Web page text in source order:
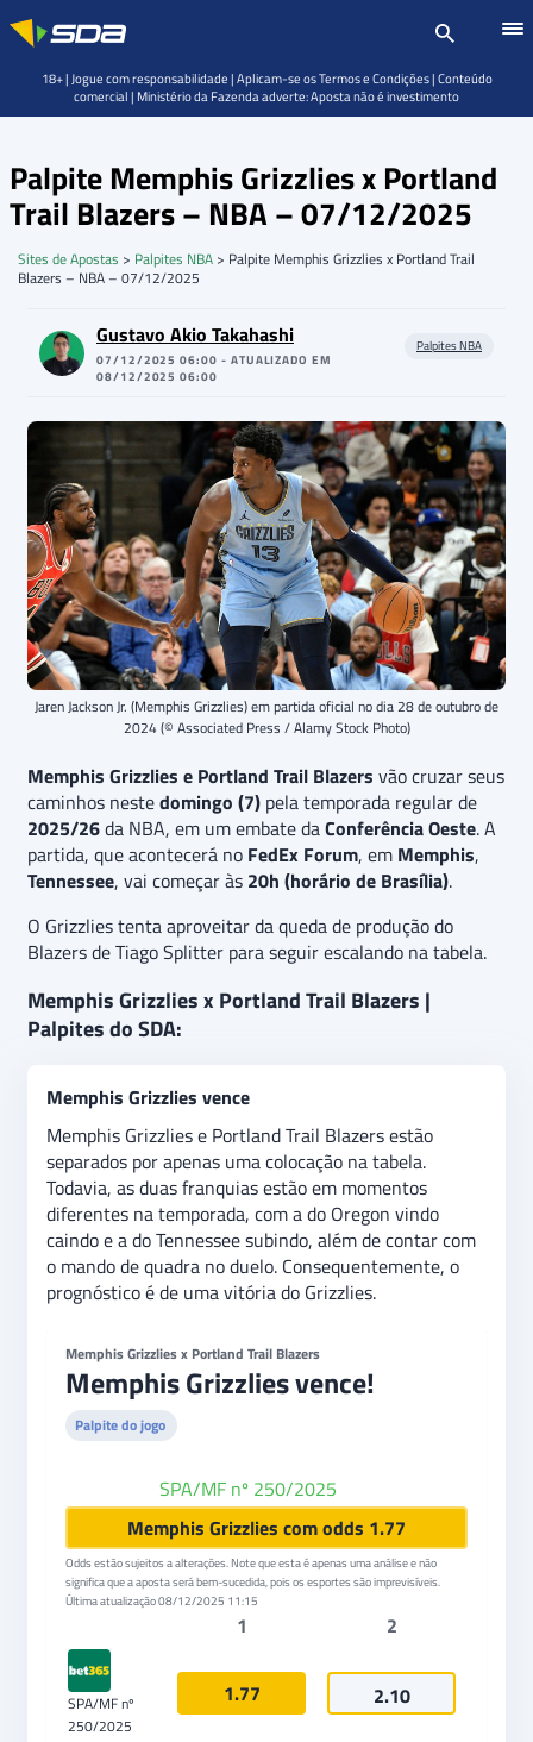
Palpite Memphis Grizzlies x Portland
Trail Blazers – NBA – 07/12/2025
Sites de Apostas > Palpites NBA > Palpite Memphis Grizzlies x Portland Trail
Blazers – NBA – 07/12/2025
Gustavo Akio Takahashi
07/12/2025 06:00 - ATUALIZADO EM
08/12/2025 06:00
Palpites NBA
Jaren Jackson Jr. (Memphis Grizzlies) em partida oficial no dia 28 de outubro de
2024 (© Associated Press / Alamy Stock Photo)
Memphis Grizzlies e Portland Trail Blazers vão cruzar seus
caminhos nestedomingo (7) pela temporada regular de
2025/26da NBA, em um embate daConferência Oeste. A
partida, que acontecerá no FedEx Forum, em Memphis,
Tennessee, vai começar às 20h (horário de Brasília).
O Grizzlies tenta aproveitar da queda de produção do
Blazers de Tiago Splitter para seguir escalando na tabela.
Memphis Grizzlies x Portland Trail Blazers |
Palpites do SDA:
Memphis Grizzlies vence
Memphis Grizzlies e Portland Trail Blazers estão
separados por apenas uma colocação na tabela.
Todavia, as duas franquias estão em momentos
diferentes na temporada, com a do Oregon vindo
caindo e a do Tennessee subindo, além de contar com
o mando de quadra no duelo. Consequentemente, o
prognóstico é de uma vitória do Grizzlies.
Memphis Grizzlies x Portland Trail Blazers
Memphis Grizzlies vence!
Palpite do jogo
SPA/MF nº 250/2025
Memphis Grizzlies com odds 1.77
Odds estão sujeitos a alterações. Note que esta é apenas uma análise e não
significa que a aposta será bem-sucedida, pois os esportes são imprevisíveis.
Última atualização08/12/2025 11:15
1 2
SPA/MF nº
250/2025
1.77 2.10
18+ | Jogue com responsabilidade | Aplicam-se os Termos e Condições | Conteúdo
comercial | Ministério da Fazenda adverte: Aposta não é investimento